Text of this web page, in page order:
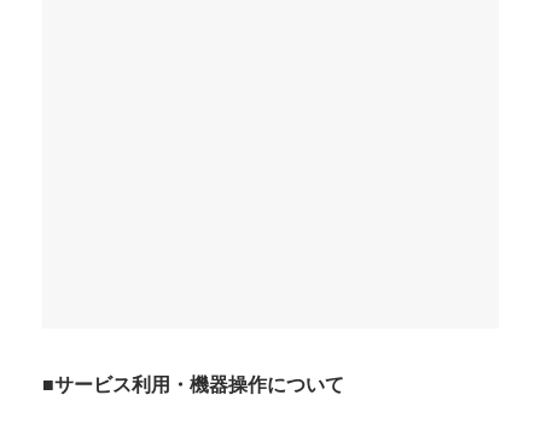
■サービス利用・機器操作について